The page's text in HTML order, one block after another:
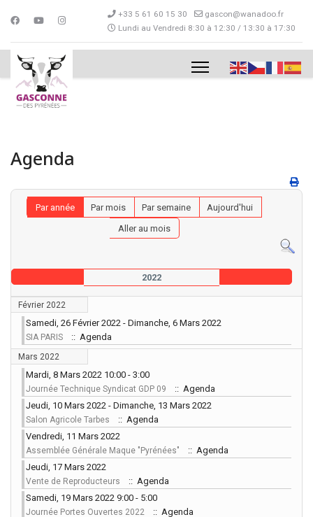
+33 5 61 60 15 30
gascon@wanadoo.fr
Lundi au Vendredi 8:30 à 12:30 / 13:30 à 17:30
Agenda
Par année Par mois Par semaine
Aujourd'hui
Aller au mois
2022
Février 2022
Samedi, 26 Février 2022 - Dimanche, 6 Mars 2022
SIA PARIS :: Agenda
Mars 2022
Mardi, 8 Mars 2022 10:00 - 3:00
Journée Technique Syndicat GDP 09
:: Agenda
Jeudi, 10 Mars 2022 - Dimanche, 13 Mars 2022
Salon Agricole Tarbes
:: Agenda
Vendredi, 11 Mars 2022
Assemblée Générale Maque "Pyrénées"
:: Agenda
Jeudi, 17 Mars 2022
Vente de Reproducteurs
:: Agenda
Samedi, 19 Mars 2022 9:00 - 5:00
Journée Portes Ouvertes 2022
:: Agenda